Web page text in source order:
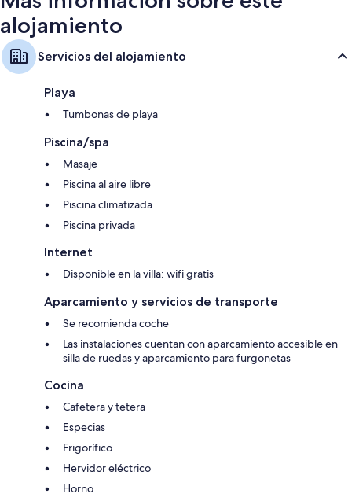
alojamiento
Servicios del alojamiento
Playa
Tumbonas de playa
Piscina/spa
Masaje
Piscina al aire libre
Piscina climatizada
Piscina privada
Internet
Disponible en la villa: wifi gratis
Aparcamiento y servicios de transporte
Se recomienda coche
Las instalaciones cuentan con aparcamiento accesible en
silla de ruedas y aparcamiento para furgonetas
Cocina
Cafetera y tetera
Especias
Frigorífico
Hervidor eléctrico
Horno